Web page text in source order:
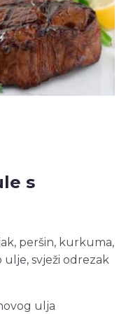
s
peršin, kurkuma,
ulje, svježi odrezak
ulja